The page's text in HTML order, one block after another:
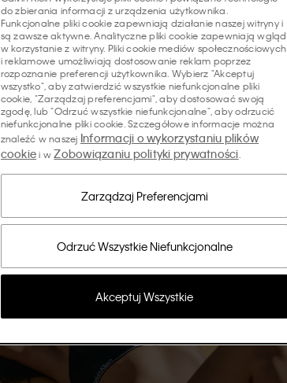
Artykuły
Odkryj historie sezonu.
do zbierania informacji z urządzenia użytkownika.
Funkcjonalne pliki cookie zapewniają działanie naszej witryny i
są zawsze aktywne. Analityczne pliki cookie zapewniają wgląd
w korzystanie z witryny. Pliki cookie mediów społecznościowych
i reklamowe umożliwiają dostosowanie reklam poprzez
rozpoznanie preferencji użytkownika. Wybierz "Akceptuj
wszystko", aby zatwierdzić wszystkie niefunkcjonalne pliki
cookie, "Zarządzaj preferencjami", aby dostosować swoją
zgodę, lub "Odrzuć wszystkie niefunkcjonalne", aby odrzucić
niefunkcjonalne pliki cookie. Szczegółowe informacje można
znaleźć w naszej Informacji o wykorzystaniu plików
cookiei wZobowiązaniu polityki prywatności
Odrzuć Wszystkie Niefunkcjonalne
Zarządzaj Preferencjami
Akceptuj Wszystkie